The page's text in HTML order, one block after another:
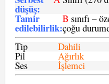
düşüş:
Tamir
edilebilirlik:
B sınıfı –
çoğu
Tip
Dahili
Pil Ağırlık
Ses İşlemci